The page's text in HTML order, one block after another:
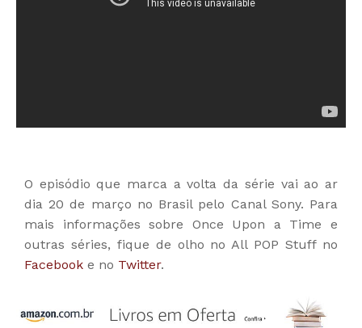
O episódio que marca a volta da série vai ao ar
dia 20 de março no Brasil pelo Canal Sony. Para
mais informações sobre Once Upon a Time e
outras séries, fique de olho no All POP Stuff no
Facebook e no Twitter.